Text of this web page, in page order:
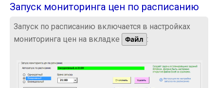
Запуск мониторинга цен по расписанию
Запуск по расписанию включается в настройках
мониторинга цен на вкладке
Файл :